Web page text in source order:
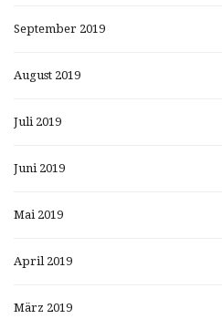
September 2019
August 2019
Juli 2019
Juni 2019
Mai 2019
April 2019
März 2019